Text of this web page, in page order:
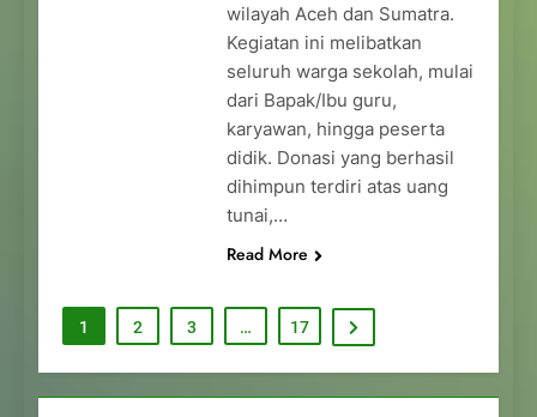
wilayah Aceh dan Sumatra.
Kegiatan ini melibatkan
seluruh warga sekolah, mulai
dari Bapak/Ibu guru,
karyawan, hingga peserta
didik. Donasi yang berhasil
dihimpun terdiri atas uang
tunai,…
Read More
1 2 3 … 17